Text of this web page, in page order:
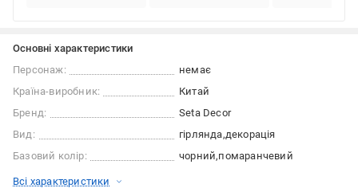
Основні характеристики
Персонаж:
немає
Країна-виробник:
Китай
Бренд:
Seta Decor
Вид:
гірлянда декорація
Базовий колір:
чорний помаранчевий
Всі характеристики